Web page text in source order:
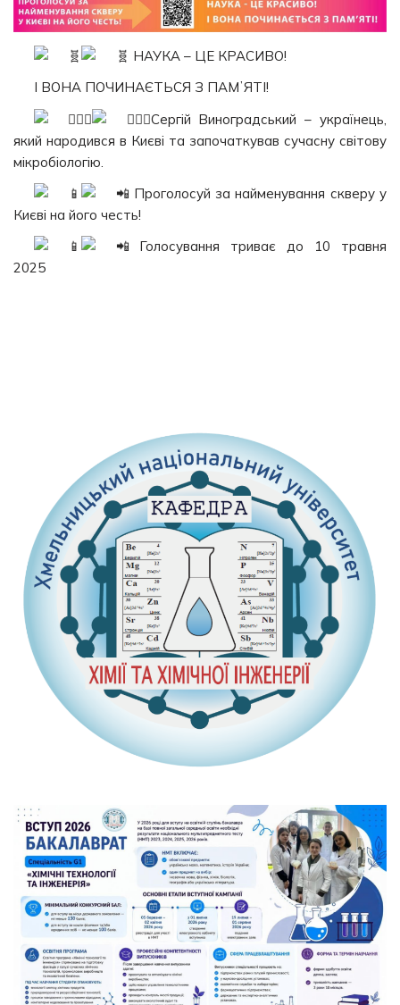
НАУКА – ЦЕ КРАСИВО!
І ВОНА ПОЧИНАЄТЬСЯ З ПАМʼЯТІ!
Сергій Виноградський – українець,
який народився в Києві та започаткував сучасну світову
мікробіологію.
Проголосуй за найменування скверу у
Києві на його честь!
Голосування триває до 10 травня
2025